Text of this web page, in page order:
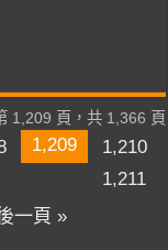
1,209 頁，共 1,366 頁
1,209
1,210
1,211
一頁 »